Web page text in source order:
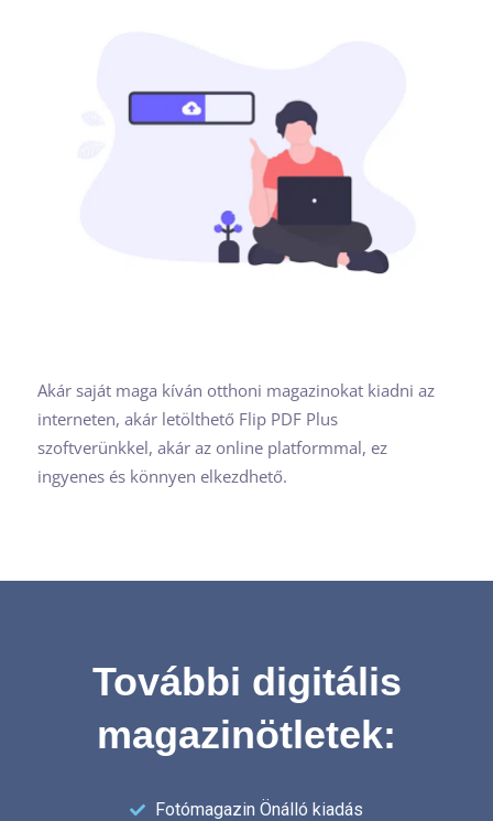
Akár saját maga kíván otthoni magazinokat kiadni az
interneten, akár letölthető Flip PDF Plus
szoftverünkkel, akár az online platformmal, ez
ingyenes és könnyen elkezdhető.
További digitális
magazinötletek:
Fotómagazin Önálló kiadás